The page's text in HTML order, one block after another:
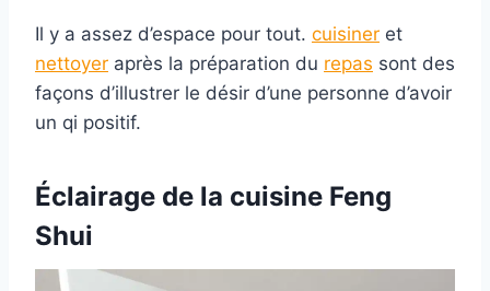
Il y a assez d’espace pour tout. cuisiner et
nettoyer après la préparation du repas sont des
façons d’illustrer le désir d’une personne d’avoir
un qi positif.
Éclairage de la cuisine Feng
Shui